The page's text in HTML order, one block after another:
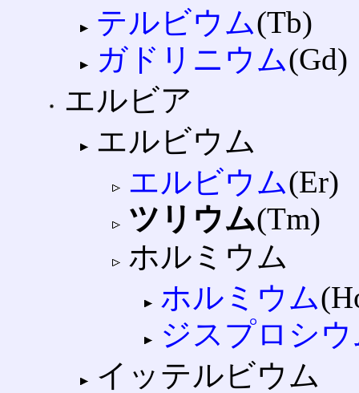
テルビウム(Tb)
ガドリニウム(Gd)
エルビア
エルビウム
エルビウム(Er)
ツリウム(Tm)
ホルミウム
ホルミウム
ジスプロシ
イッテルビウム